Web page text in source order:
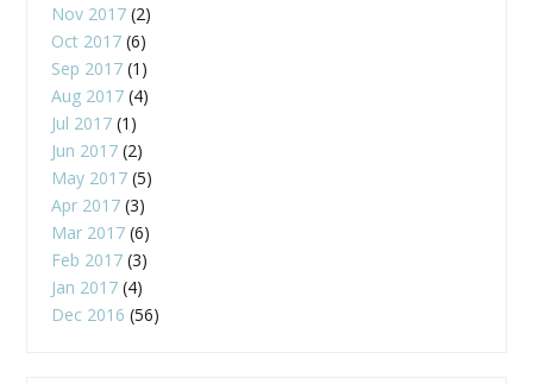
Nov 2017 (2)
Oct 2017 (6)
Sep 2017 (1)
Aug 2017 (4)
Jul 2017 (1)
Jun 2017 (2)
May 2017 (5)
Apr 2017 (3)
Mar 2017 (6)
Feb 2017 (3)
Jan 2017 (4)
Dec 2016 (56)